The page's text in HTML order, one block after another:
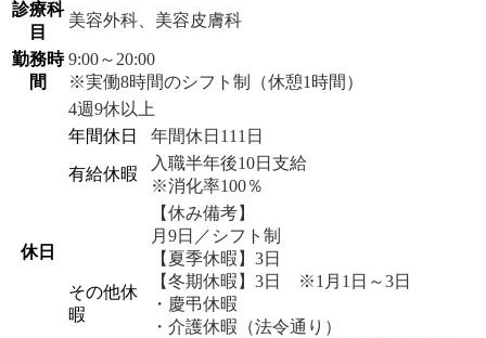
診療科
目
美容外科、美容皮膚科
勤務時
間
9:00～20:00
※実働8時間のシフト制（休憩1時間）
休日
4週9休以上
年間休日
年間休日111日
有給休暇
入職半年後10日支給
※消化率100％
その他休
暇
【休み備考】
月9日／シフト制
【夏季休暇】3日
【冬期休暇】3日 ※1月1日～3日
・慶弔休暇
・介護休暇（法令通り）